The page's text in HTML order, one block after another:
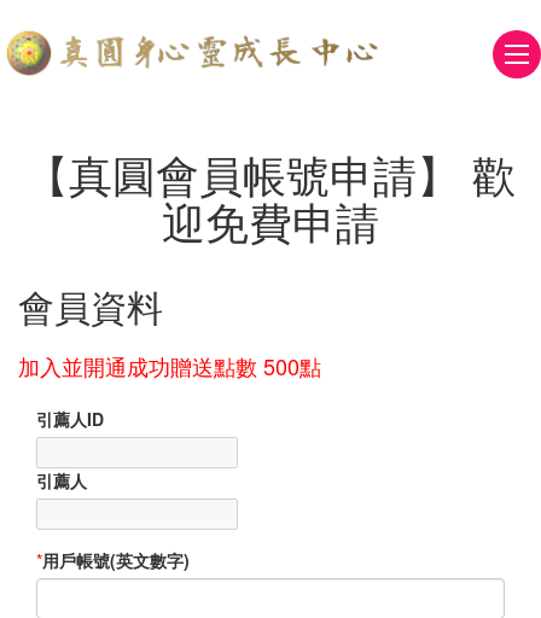
【真圓會員帳號申請】 歡
迎免費申請
會員資料
加入並開通成功贈送點數 500點
引薦人ID
引薦人
*用戶帳號(英文數字)